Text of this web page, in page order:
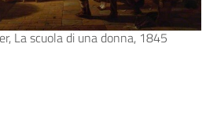
La scuola di una donna, 1845